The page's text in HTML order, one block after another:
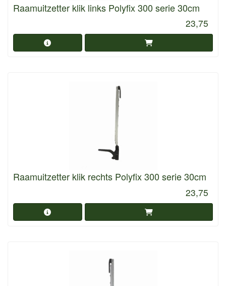
Raamuitzetter klik links Polyfix 300 serie 30cm
23,75
Raamuitzetter klik rechts Polyfix 300 serie 30cm
23,75